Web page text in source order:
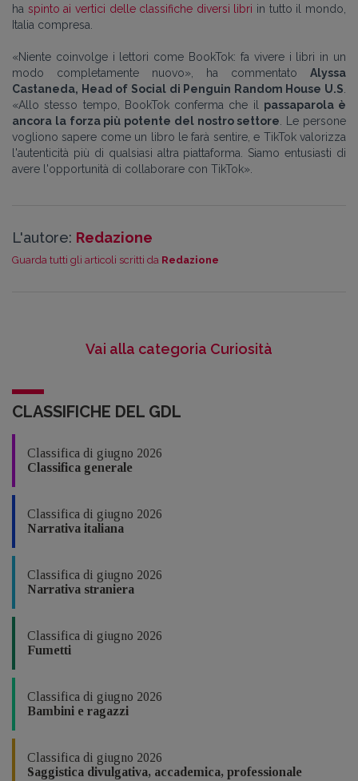
ha spinto ai vertici delle classifiche diversi libri in tutto il mondo
Italia compresa.
«Niente coinvolge i lettori come BookTok: fa vivere i libri in un
modo completamente nuovo», ha commentato Alyssa
Castaneda, Head of Social di Penguin Random House U.S
«Allo stesso tempo, BookTok conferma che il passaparola è
ancora la forza più potente del nostro settore . Le persone
vogliono sapere come un libro le farà sentire, e TikTok valorizza
l'autenticità più di qualsiasi altra piattaforma. Siamo entusiasti di
avere l'opportunità di collaborare con TikTok».
L'autore: Redazione
Guarda tutti gli articoli scritti da Redazione
Vai alla categoria Curiosità
CLASSIFICHE DEL GDL
Classifica di giugno 2026
Classifica generale
Classifica di giugno 2026
Narrativa italiana
Classifica di giugno 2026
Narrativa straniera
Classifica di giugno 2026
Fumetti
Classifica di giugno 2026
Bambini e ragazzi
Classifica di giugno 2026
Saggistica divulgativa, accademica, professionale